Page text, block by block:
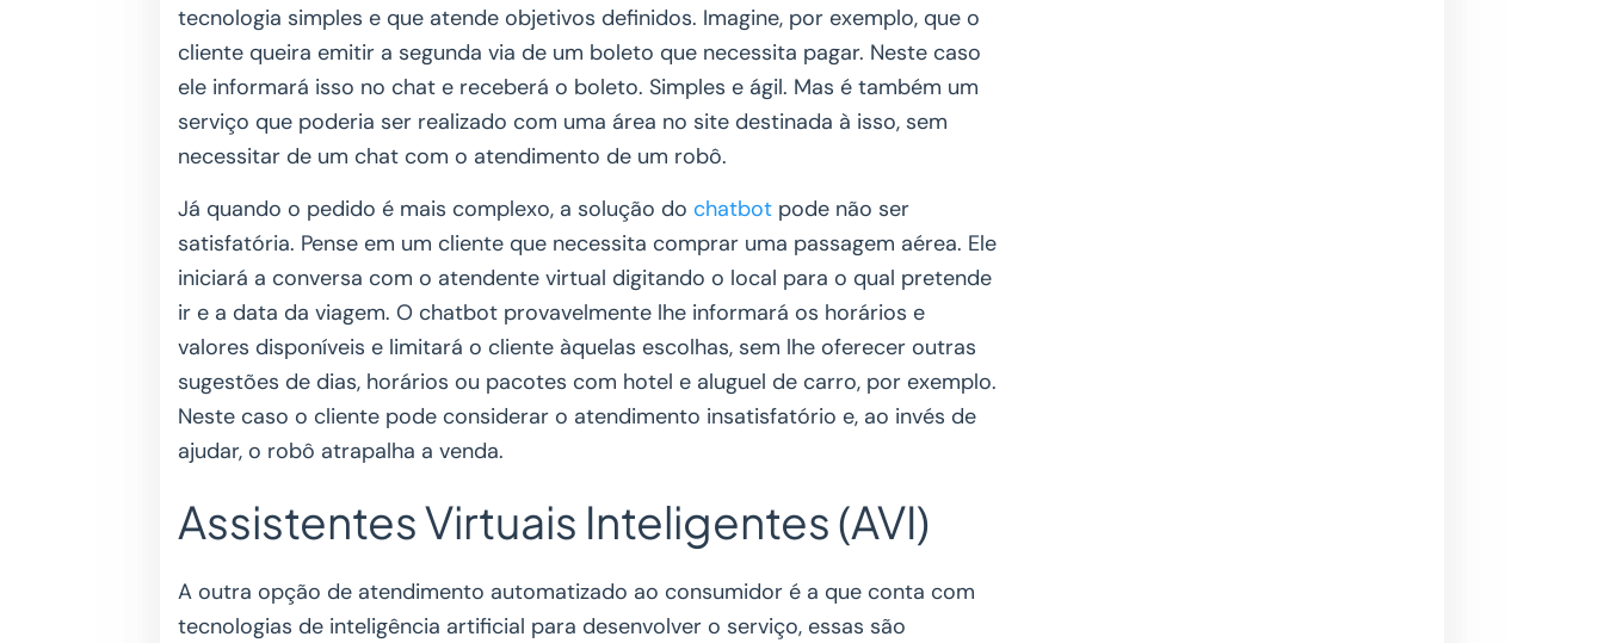
tecnologia simples e que atende objetivos definidos. Imagine, por exemplo, que o
cliente queira emitir a segunda via de um boleto que necessita pagar. Neste caso
ele informará isso no chat e receberá o boleto. Simples e ágil. Mas é também um
serviço que poderia ser realizado com uma área no site destinada à isso, sem
necessitar de um chat com o atendimento de um robô.
Já quando o pedido é mais complexo, a solução do chatbot pode não ser
satisfatória. Pense em um cliente que necessita comprar uma passagem aérea. Ele
iniciará a conversa com o atendente virtual digitando o local para o qual pretende
ir e a data da viagem. O chatbot provavelmente lhe informará os horários e
valores disponíveis e limitará o cliente àquelas escolhas, sem lhe oferecer outras
sugestões de dias, horários ou pacotes com hotel e aluguel de carro, por exemplo.
Neste caso o cliente pode considerar o atendimento insatisfatório e, ao invés de
ajudar, o robô atrapalha a venda.
Assistentes Virtuais Inteligentes (AVI)
A outra opção de atendimento automatizado ao consumidor é a que conta com
tecnologias de inteligência artificial para desenvolver o serviço, essas são